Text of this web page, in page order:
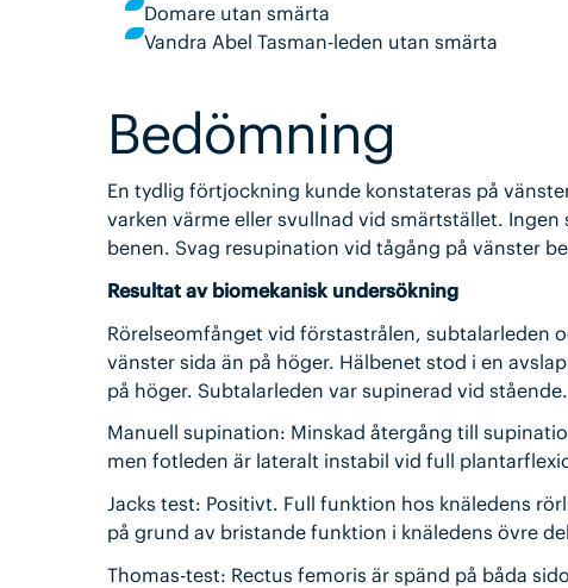
Domare utan smärta
Vandra Abel Tasman-leden utan smärta
Bedömning
En tydlig förtjockning kunde konstateras på
varken värme eller svullnad vid smärtstället.
benen. Svag resupination vid tågång på vänster
Resultat av biomekanisk undersökning
Rörelseomfånget vid förstastrålen, subtalarleden
vänster sida än på höger. Hälbenet stod i en
på höger. Subtalarleden var supinerad vid stående.
Manuell supination: Minskad återgång till
men fotleden är lateralt instabil vid full
Jacks test: Positivt. Full funktion hos knäledens
på grund av bristande funktion i knäledens övre
Thomas-test: Rectus femoris är spänd på båda